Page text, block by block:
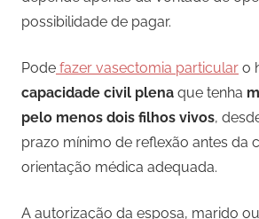
possibilidade de pagar.
Pode fazer vasectomia particular o
capacidade civil plena que tenha
pelo menos dois filhos vivos,
prazo mínimo de reflexão antes da
orientação médica adequada.
A autorização da esposa, marido